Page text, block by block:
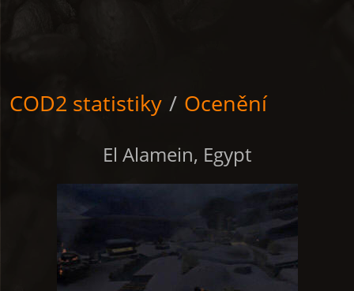
COD2 statistiky / Ocenění
El Alamein, Egypt